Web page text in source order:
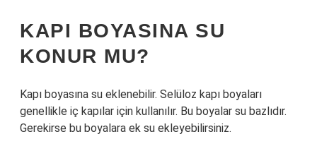
KAPI BOYASINA SU
KONUR MU?
Kapı boyasına su eklenebilir. Selüloz kapı boyaları
genellikle iç kapılar için kullanılır. Bu boyalar su bazlıdır.
Gerekirse bu boyalara ek su ekleyebilirsiniz.